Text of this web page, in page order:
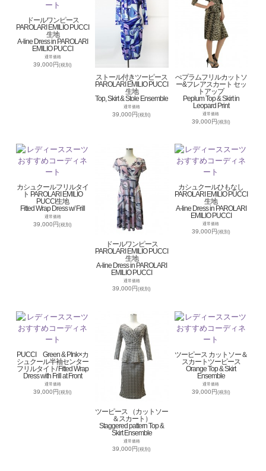
ドールワンピース
PAROLARI EMILIO PUCCI
生地
A-line Dress in PAROLARI
EMILIO PUCCI
通常価格
39,000円(税別)
ストール付きツーピース
PAROLARI EMILIO PUCCI
生地
Top, Skirt & Stole Ensemble
通常価格
39,000円(税別)
ぺプラムフリルカットソ
ー&フレアスカート セッ
トアップ
Peplum Top & Skirt in
Leopard Print
通常価格
39,000円(税別)
カシュクールフリルタイ
ト PAROLARI EMILIO
PUCCI生地
Fitted Wrap Dress w/ Frill
通常価格
39,000円(税別)
ドールワンピース
PAROLARI EMILIO PUCCI
生地
A-line Dress in PAROLARI
EMILIO PUCCI
通常価格
39,000円(税別)
カシュクールひもなし
PAROLARI EMILIO PUCCI
生地
A-line Dress in PAROLARI
EMILIO PUCCI
通常価格
39,000円(税別)
PUCCI Green & PInk×カ
シュクール半袖センター
フリルタイト/ Fitted Wrap
Dress with Frill at Front
通常価格
39,000円(税別)
ツーピース （カットソー
＆スカート）
Staggered pattern Top &
Skirt Ensemble
通常価格
39,000円(税別)
ツーピース カットソー＆
スカートツーピース
Orange Top & Skirt
Ensemble
通常価格
39,000円(税別)